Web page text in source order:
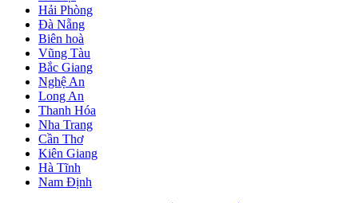
Hải Phòng
Đà Nẵng
Biên hoà
Vũng Tàu
Bắc Giang
Nghệ An
Long An
Thanh Hóa
Nha Trang
Cần Thơ
Kiên Giang
Hà Tĩnh
Nam Định